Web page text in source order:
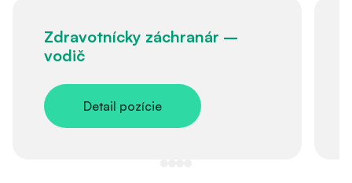
Zdravotnícky záchranár –
vodič
Detail pozície